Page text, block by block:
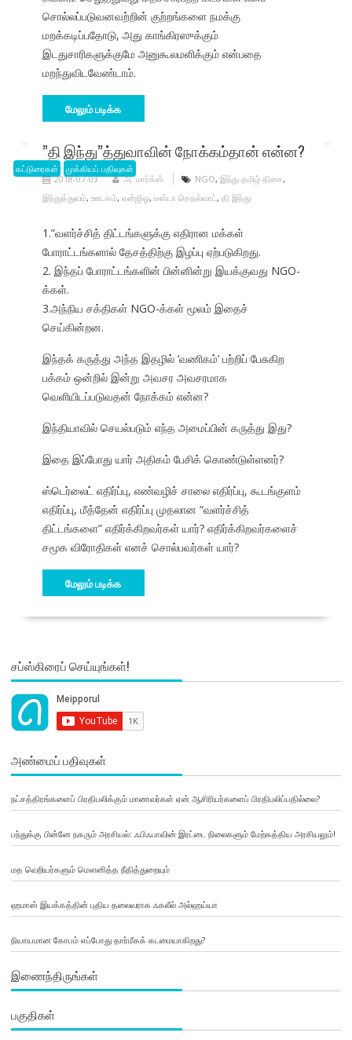
சொல்லப்படுவனவற்றின் குற்றங்களை நமக்கு
மறக்கடிப்பதோடு, அது காங்கிரஸுக்கும்
இடதுசாரிகளுக்குமே அனுகூலமளிக்கும் என்பதை
மறந்துவிடவேண்டாம்.
மேலும் படிக்க
கட்டுரைகள் முக்கியப் பதிவுகள்
”தி இந்து”த்துவாவின் நோக்கம்தான் என்ன?
2018-07-03 அ. மார்க்ஸ் NGO, இந்து தமிழ் திசை,
இந்துத்துவம், ஊடகம், என்ஜிஓ, டீஸ்டா செதல்வாட் , தி இந்து
1.”வளர்ச்சித் திட்டங்களுக்கு எதிரான மக்கள்
போராட்டங்களால் தேசத்திற்கு இழப்பு ஏற்படுகிறது.
2. இந்தப் போராட்டங்களின் பின்னின்று இயக்குவது NGO-
க்கள்.
3.அந்நிய சக்திகள் NGO-க்கள் மூலம் இதைச்
செய்கின்றன.
இந்தக் கருத்து அந்த இதழில் ‘வணிகம்’ பற்றிப் பேசுகிற
பக்கம் ஒன்றில் இன்று அவசர அவசரமாக
வெளியிடப்படுவதன் நோக்கம் என்ன?
இந்தியாவில் செயல்படும் எந்த அமைப்பின் கருத்து இது?
இதை இப்போது யார் அதிகம் பேசிக் கொண்டுள்ளனர்?
ஸ்டெர்லைட் எதிர்ப்பு, எண்வழிச் சாலை எதிர்ப்பு, கூடங்குளம்
எதிர்ப்பு, மீத்தேன் எதிர்ப்பு முதலான “வளர்ச்சித்
திட்டங்களை” எதிர்க்கிறவர்கள் யார்? எதிர்க்கிறவர்களைச்
சமூக விரோதிகள் எனச் சொல்பவர்கள் யார்?
மேலும் படிக்க
சப்ஸ்கிரைப் செய்யுங்கள்!
அண்மைப் பதிவுகள்
நட்சத்திரங்களைப் பிரதிபலிக்கும் மாணவர்கள் ஏன் ஆசிரியர்களைப் பிரதிபலிப்பதில்லை?
பந்துக்கு பின்னே நகரும் அரசியல்: ஃபிஃபாவின் இரட்டை நிலைகளும் மேற்கத்திய அரசியலும்!
மத வெறியர்களும் மௌனித்த நீதித்துறையும்
ஹமாஸ் இயக்கத்தின் புதிய தலைவராக ஃகலீல் அல்ஹய்யா
நியாயமான கோபம் எப்போது தார்மீகக் கடமையாகிறது?
இணைந்திருங்கள்
பகுதிகள்